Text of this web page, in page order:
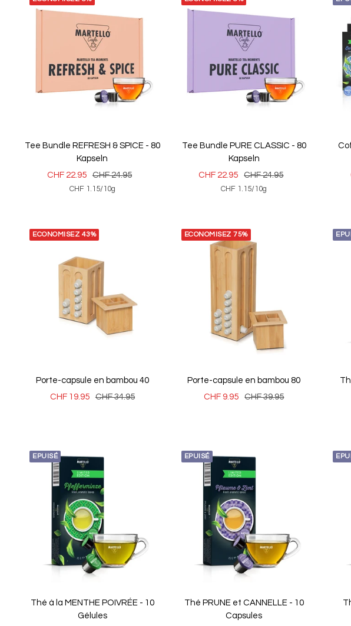
Tee Bundle REFRESH & SPICE - 80
Kapseln
Prix
CHF 22.95
Prix
normal
CHF 24.95
CHF 1.15/10g
Tee Bundle PURE CLASSIC - 80
Kapseln
Prix
CHF 22.95
Prix
normal
CHF 24.95
CHF 1.15/10g
ECONOMISEZ 43%
Porte-capsule en bambou 40
Prix
CHF 19.95
Prix
CHF 34.95
ECONOMISEZ 75%
Porte-capsule en bambou 80
Prix
CHF 9.95
Prix
CHF 39.95
EPUISÉ
Thé à la MENTHE POIVRÉE - 10
Gélules
EPUISÉ
Thé PRUNE et CANNELLE - 10
Capsules